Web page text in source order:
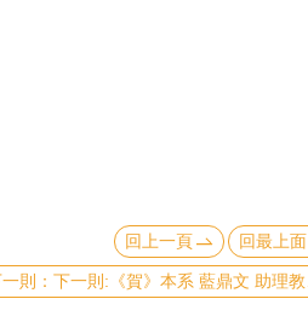
回上一頁 回最上面
下一則:《賀》本系 藍鼎文 助理教授 Assist. Prof. Ting-Wen Lan 獲選 113學年度《教學傑出教師》(NTU Distinguished Teaching Award)